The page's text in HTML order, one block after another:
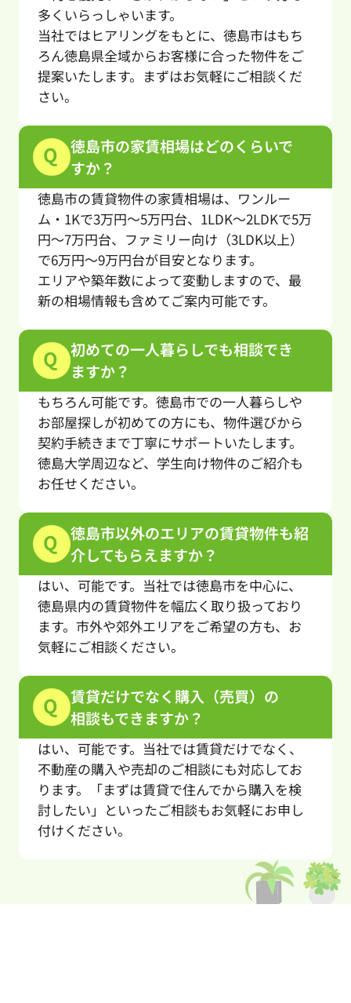
多くいらっしゃいます。
当社ではヒアリングをもとに、徳島市はもち
ろん徳島県全域からお客様に合った物件をご
提案いたします。まずはお気軽にご相談くだ
さい。
Q
徳島市の家賃相場はどのくらいで
すか？
徳島市の賃貸物件の家賃相場は、ワンルー
ム・1Kで3万円〜5万円台、1LDK〜2LDKで5万
円〜7万円台、ファミリー向け（3LDK以上）
で6万円〜9万円台が目安となります。
エリアや築年数によって変動しますので、最
新の相場情報も含めてご案内可能です。
Q
初めての一人暮らしでも相談でき
ますか？
もちろん可能です。徳島市での一人暮らしや
お部屋探しが初めての方にも、物件選びから
契約手続きまで丁寧にサポートいたします。
徳島大学周辺など、学生向け物件のご紹介も
お任せください。
Q
徳島市以外のエリアの賃貸物件も紹
介してもらえますか？
はい、可能です。当社では徳島市を中心に、
徳島県内の賃貸物件を幅広く取り扱っており
ます。市外や郊外エリアをご希望の方も、お
気軽にご相談ください。
Q
賃貸だけでなく購入（売買）の
相談もできますか？
はい、可能です。当社では賃貸だけでなく、
不動産の購入や売却のご相談にも対応してお
ります。「まずは賃貸で住んでから購入を検
討したい」といったご相談もお気軽にお申し
付けください。